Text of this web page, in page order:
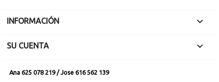
INFORMACIÓN 
SU CUENTA 
Ana 625 078 219 / Jose 616 562 139